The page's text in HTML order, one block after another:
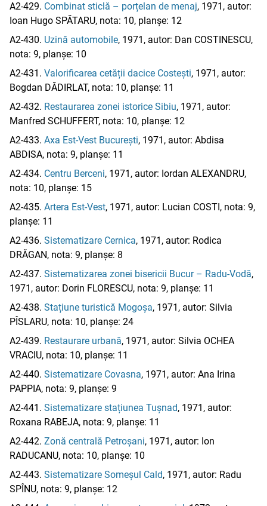
A2-429. Combinat sticlă – porțelan de menaj, 1971, autor:
Ioan Hugo SPĂTARU, nota: 10, planșe: 12
A2-430. Uzină automobile, 1971, autor: Dan COSTINESCU,
nota: 9, planșe: 10
A2-431. Valorificarea cetății dacice Costești, 1971, autor:
Bogdan DĂDIRLAT, nota: 10, planșe: 11
A2-432. Restaurarea zonei istorice Sibiu, 1971, autor:
Manfred SCHUFFERT, nota: 10, planșe: 12
A2-433. Axa Est-Vest București, 1971, autor: Abdisa
ABDISA, nota: 9, planșe: 11
A2-434. Centru Berceni, 1971, autor: Iordan ALEXANDRU,
nota: 10, planșe: 15
A2-435. Artera Est-Vest, 1971, autor: Lucian COSTI, nota: 9,
planșe: 11
A2-436. Sistematizare Cernica, 1971, autor: Rodica
DRĂGAN, nota: 9, planșe: 8
A2-437. Sistematizarea zonei bisericii Bucur – Radu-Vodă,
1971, autor: Dorin FLORESCU, nota: 9, planșe: 11
A2-438. Stațiune turistică Mogoșa, 1971, autor: Silvia
PÎSLARU, nota: 10, planșe: 24
A2-439. Restaurare urbană, 1971, autor: Silvia OCHEA
VRACIU, nota: 10, planșe: 11
A2-440. Sistematizare Covasna, 1971, autor: Ana Irina
PAPPIA, nota: 9, planșe: 9
A2-441. Sistematizare stațiunea Tușnad, 1971, autor:
Roxana RABEJA, nota: 9, planșe: 11
A2-442. Zonă centrală Petroșani, 1971, autor: Ion
RADUCANU, nota: 10, planșe: 10
A2-443. Sistematizare Someșul Cald, 1971, autor: Radu
SPÎNU, nota: 9, planșe: 12